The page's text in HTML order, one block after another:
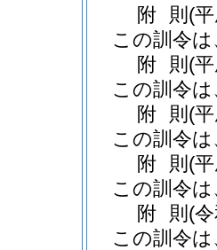
附 則 (
この訓令
附 則 (
この訓令
附 則 (
この訓令
附 則 (
この訓令
附 則 (
この訓令